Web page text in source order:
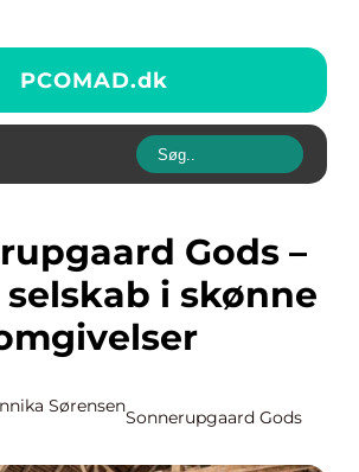
PCOMAD.dk
i skønne
Sørensen
Sonnerupgaard Gods